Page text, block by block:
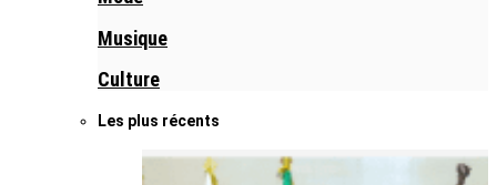
Musique
Culture
Les plus récents